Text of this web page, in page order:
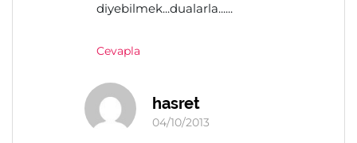
diyebilmek...dualarla......
Cevapla
hasret
04/10/2013